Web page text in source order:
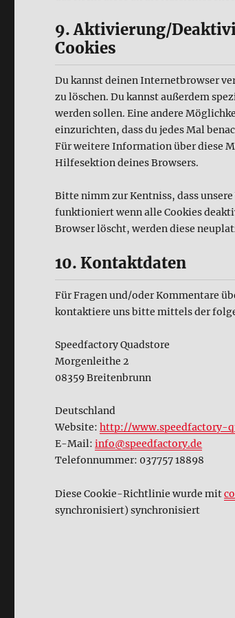
9. Aktivierung/
Cookies
Du kannst deinen Internetbrowser
zu löschen. Du kannst außerdem
werden sollen. Eine andere
einzurichten, dass du jedes Mal
Für weitere Information über diese
Hilfesektion deines Browsers.
Bitte nimm zur Kentniss, dass
funktioniert wenn alle Cookies
Browser löscht, werden diese
10. Kontaktdaten
Für Fragen und/oder Kommentare
kontaktiere uns bitte mittels der
Speedfactory Quadstore
Morgenleithe 2
08359 Breitenbrunn
Deutschland
Website:http://www.speedfactory-
E-Mail:info@speedfactory.de
Telefonnummer: 037757 18898
Diese Cookie-Richtlinie wurde mit
synchronisiert) synchronisiert